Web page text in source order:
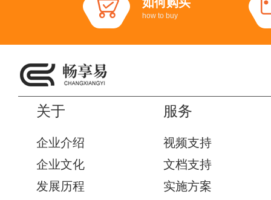
how to buy
关于
企业介绍
企业文化
发展历程
服务
视频支持
文档支持
实施方案